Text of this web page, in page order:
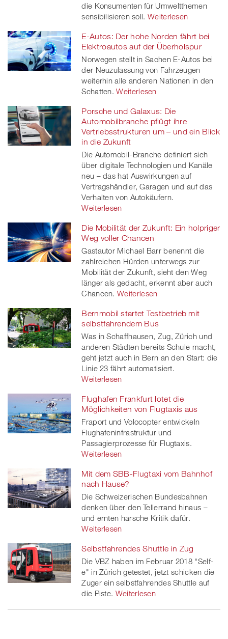
die Konsumenten für Umweltthemen
sensibilisieren soll. Weiterlesen
E-Autos: Der hohe Norden fährt bei
Elektroautos auf der Überholspur
Norwegen stellt in Sachen E-Autos bei
der Neuzulassung von Fahrzeugen
weiterhin alle anderen Nationen in den
Schatten. Weiterlesen
Porsche und Galaxus: Die
Automobilbranche pflügt ihre
Vertriebsstrukturen um – und ein Blick
in die Zukunft
Die Automobil-Branche definiert sich
über digitale Technologien und Kanäle
neu – das hat Auswirkungen auf
Vertragshändler, Garagen und auf das
Verhalten von Autokäufern.
Weiterlesen
Die Mobilität der Zukunft: Ein holpriger
Weg voller Chancen
Gastautor Michael Barr benennt die
zahlreichen Hürden unterwegs zur
Mobilität der Zukunft, sieht den Weg
länger als gedacht, erkennt aber auch
Chancen. Weiterlesen
Bernmobil startet Testbetrieb mit
selbstfahrendem Bus
Was in Schaffhausen, Zug, Zürich und
anderen Städten bereits Schule macht,
geht jetzt auch in Bern an den Start: die
Linie 23 fährt automatisiert.
Weiterlesen
Flughafen Frankfurt lotet die
Möglichkeiten von Flugtaxis aus
Fraport und Volocopter entwickeln
Flughafeninfrastruktur und
Passagierprozesse für Flugtaxis.
Weiterlesen
Mit dem SBB-Flugtaxi vom Bahnhof
nach Hause?
Die Schweizerischen Bundesbahnen
denken über den Tellerrand hinaus –
und ernten harsche Kritik dafür.
Weiterlesen
Selbstfahrendes Shuttle in Zug
Die VBZ haben im Februar 2018 "Self-
e" in Zürich getestet, jetzt schicken die
Zuger ein selbstfahrendes Shuttle auf
die Piste. Weiterlesen